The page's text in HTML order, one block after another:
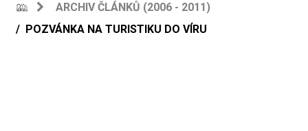
ARCHIV ČLÁNKŮ (2006 - 2011)
POZVÁNKA NA TURISTIKU DO VÍRU